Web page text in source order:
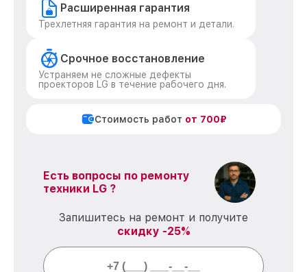
Расширенная гарантия
Трехлетняя гарантия на ремонт и детали.
Срочное восстановление
Устраняем не сложные дефекты
проекторов LG в течение рабочего дня.
Стоимость работ от 700₽
Есть вопросы по ремонту
техники LG ?
Запишитесь на ремонт и получите
скидку -25%